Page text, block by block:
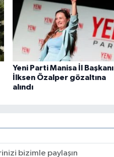
Yeni Parti Manisa İl Başkanı
İlksen Özalper gözaltına
alındı